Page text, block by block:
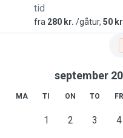
tid
fra 280 kr. /gåtur, 50
september
MA TI ON TO FR
1 2 3 4